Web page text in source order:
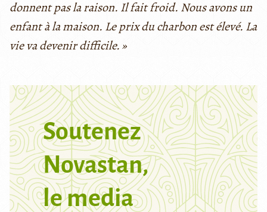
donnent pas la raison. Il fait froid. Nous avons un
enfant à la maison. Le prix du charbon est élevé. La
vie va devenir difficile.»
Soutenez
Novastan,
le media